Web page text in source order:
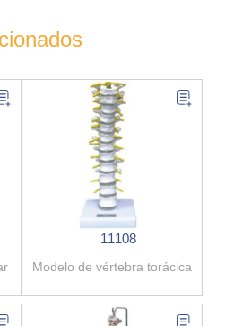
11108
Modelo de vértebra torácica